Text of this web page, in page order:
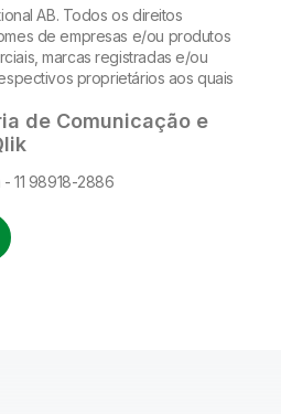
AB. Todos os direitos
de empresas e/ou produtos
marcas registradas e/ou
proprietários aos quais
de Comunicação e
- 11 98918-2886